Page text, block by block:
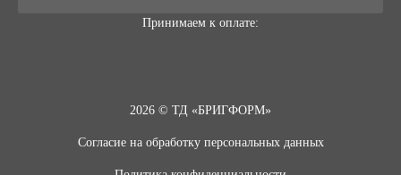
Принимаем к оплате:
2026 © ТД «БРИГФОРМ»
Согласие на обработку персональных данных